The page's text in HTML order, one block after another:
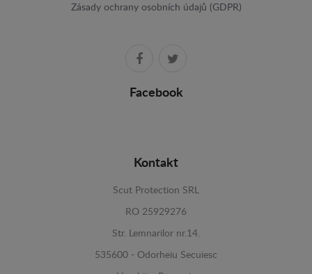
Zásady ochrany osobních údajů (GDPR)
Facebook
Kontakt
Scut Protection SRL
RO 25929276
Str. Lemnarilor nr.14.
535600 - Odorheiu Secuiesc